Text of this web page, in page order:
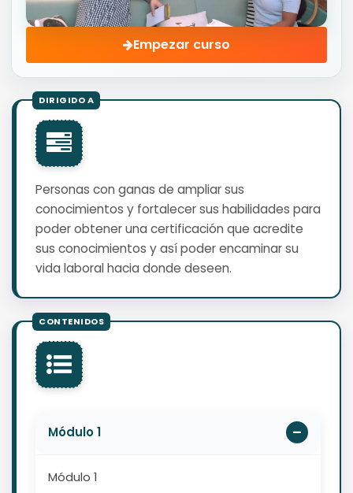
Empezar curso
Personas con ganas de ampliar sus
conocimientos y fortalecer sus habilidades para
poder obtener una certificación que acredite
sus conocimientos y así poder encaminar su
vida laboral hacia donde deseen.
Módulo 1
Módulo 1